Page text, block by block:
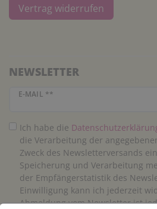
Vertrag widerrufen
NEWSLETTER
E-MAIL **
Newsletter Honig
Ich habe die
die Verarbeitung der
Zweck des Newsletterversands
Speicherung und Verarbeitung
der Empfängerstatistik des
Einwilligung kann ich jederzeit
Abmeldung vom Newsletter ist